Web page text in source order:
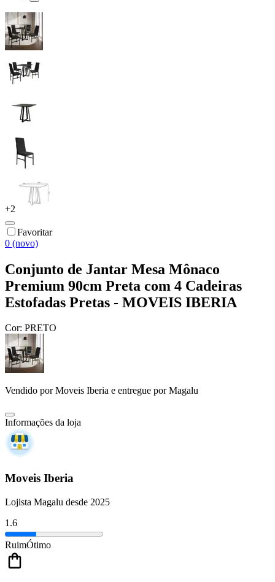
+2
Favoritar
0 (novo)
Conjunto de Jantar Mesa Mônaco
Premium 90cm Preta com 4 Cadeiras
Estofadas Pretas - MOVEIS IBERIA
Cor: PRETO
Vendido porMoveis Iberia e entregue por Magalu
Informações da loja
Moveis Iberia
Lojista Magalu desde 2025
1.6
RuimÓtimo